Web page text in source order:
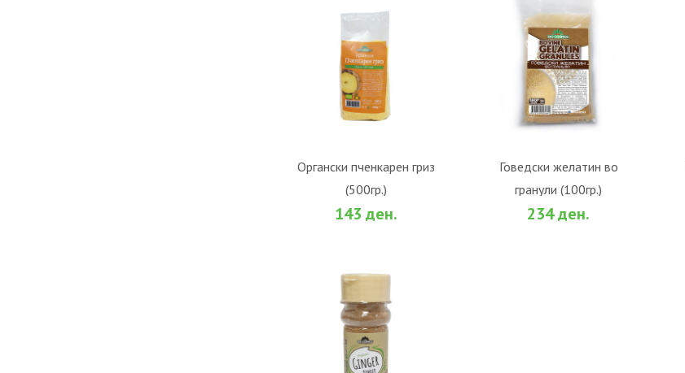
Органски пченкарен гриз
(500гр.)
143 ден.
ВО КОШНИЧКА
Во желби За споредба
Говедски желатин во
гранули (100гр.)
234 ден.
ВО КОШНИЧКА
Во желби За споредба